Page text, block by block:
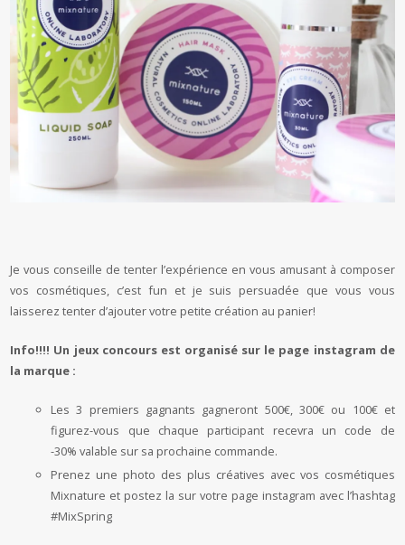
Je vous conseille de tenter l’expérience en vous amusant à composer
vos cosmétiques, c’est fun et je suis persuadée que vous vous
laisserez tenter d’ajouter votre petite création au panier!
Info!!!! Un jeux concours est organisé sur le page instagram de
la marque :
Les 3 premiers gagnants gagneront 500€, 300€ ou 100€ et
figurez-vous que chaque participant recevra un code de
-30% valable sur sa prochaine commande.
Prenez une photo des plus créatives avec vos cosmétiques
Mixnature et postez la sur votre page instagram avec l’hashtag
#MixSpring